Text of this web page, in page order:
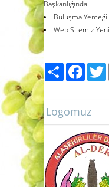
Başkanlığında
Buluşma Yemeği
Web Sitemiz
Paylaş
Logomuz